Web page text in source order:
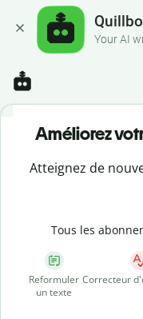
Your AI
Améliorez
Atteignez de
Tous les
Reformuler
un texte
Correcteur